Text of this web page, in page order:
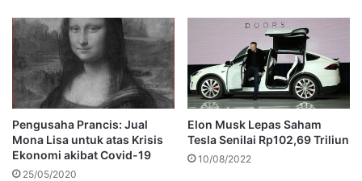
Pengusaha Prancis: Jual
Mona Lisa untuk atas Krisis
Ekonomi akibat Covid-19
25/05/2020
Elon Musk Lepas Saham
Tesla Senilai Rp102,69 Triliun
10/08/2022